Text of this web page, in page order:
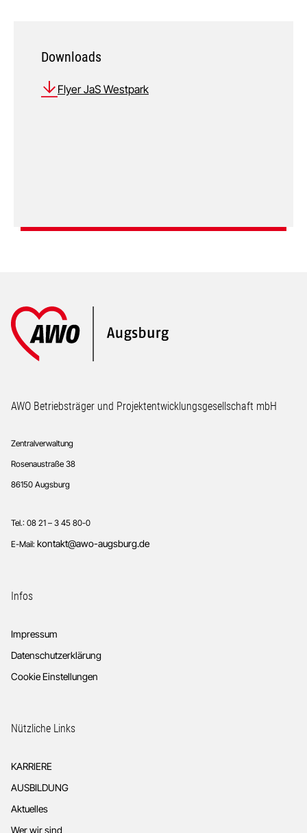
Downloads
Flyer JaS Westpark
Footer
AWO Betriebsträger und Projektentwicklungsgesellschaft mbH
Zentralverwaltung
Rosenaustraße 38
86150 Augsburg
Tel.: 08 21 – 3 45 80-0
E-Mail: kontakt@awo-augsburg.de
Infos
Impressum
Datenschutzerklärung
Cookie Einstellungen
Nützliche Links
KARRIERE
AUSBILDUNG
Aktuelles
Wer wir sind